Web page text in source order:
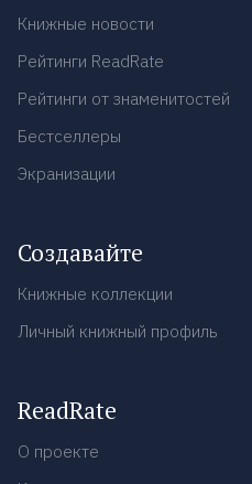
Книжные новости
Рейтинги ReadRate
Рейтинги от знаменитостей
Бестселлеры
Экранизации
Создавайте
Книжные коллекции
Личный книжный профиль
ReadRate
О проекте